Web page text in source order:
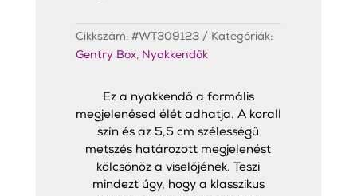
Cikkszám: #WT309123
Kategóriák:
Gentry Box, Nyakkendők
Ez a nyakkendő a formális
megjelenésed élét adhatja. A korall
szín és az 5,5 cm szélességű
metszés határozott megjelenést
kölcsönöz a viselőjének. Teszi
mindezt úgy, hogy a klasszikus